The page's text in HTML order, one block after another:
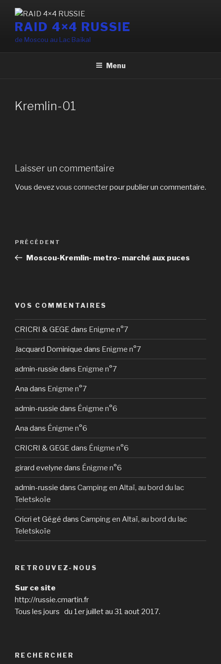
contenu
principal
RAID 4×4 RUSSIE
de Moscou au Lac Baïkal
Menu
Kremlin-01
Laisser un commentaire
Vous devezvous connecterpour publier un commentaire.
Navigation
l’article
Article
précédent
PRÉCÉDENT
Moscou-Kremlin- metro- marché aux puces
VOS COMMENTAIRES
CRICRI & GEGE dans Enigme n°7
Jacquard Dominique dans Enigme n°7
admin-russie dans Enigme n°7
Ana dans Enigme n°7
admin-russie dans Énigme n°6
Ana dans Énigme n°6
CRICRI & GEGE dans Énigme n°6
girard evelyne dans Énigme n°6
admin-russie dans Camping en Altaï, au bord du lac
Teletskoïe
Cricri et Gégé dans Camping en Altaï, au bord du lac
Teletskoïe
RETROUVEZ-NOUS
Sur ce site
http://russie.cmartin.fr
Tous les jours du 1er juillet au 31 aout 2017.
RECHERCHER